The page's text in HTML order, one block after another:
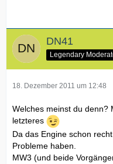
DN41
Legendary
18. Dezember 2011 um 12:48
Welches meinst du denn?
letzteres
Da das Engine schon
Probleme haben.
MW3 (und beide